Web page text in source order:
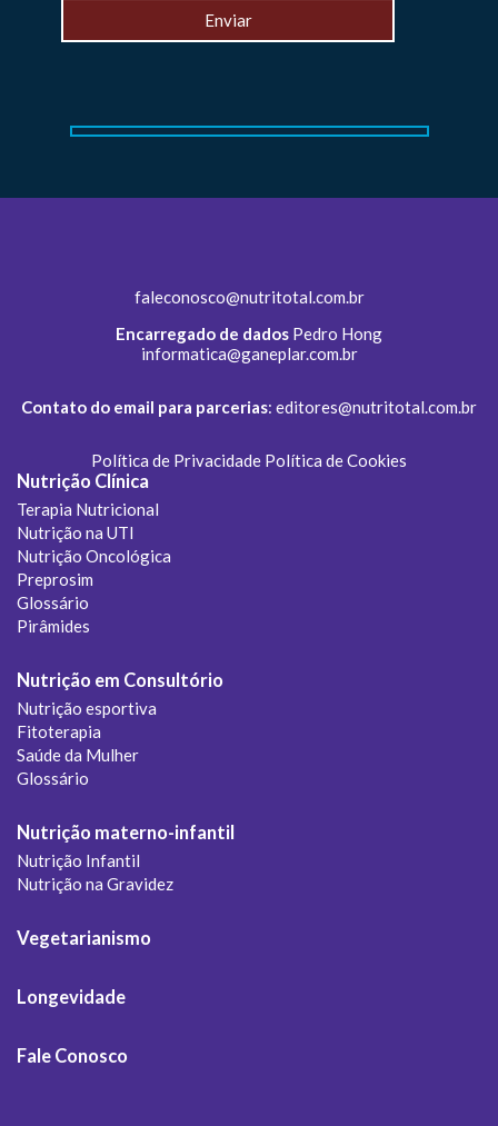
faleconosco@nutritotal.com.br
Encarregado de dados Pedro Hong
informatica@ganeplar.com.br
Contato do email para parcerias: editores@nutritotal.com.br
Política de Privacidade Política de Cookies
Nutrição Clínica
Terapia Nutricional
Nutrição na UTI
Nutrição Oncológica
Preprosim
Glossário
Pirâmides
Nutrição em Consultório
Nutrição esportiva
Fitoterapia
Saúde da Mulher
Glossário
Nutrição materno-infantil
Nutrição Infantil
Nutrição na Gravidez
Vegetarianismo
Longevidade
Fale Conosco